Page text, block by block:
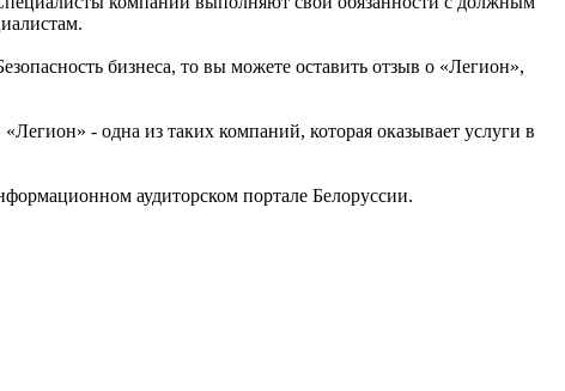
бизнеса, то вы можете оставить отзыв о «Легион»,
- одна из таких компаний, которая оказывает услуги в
аудиторском портале Белоруссии.